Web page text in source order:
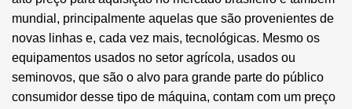
mundial, principalmente aquelas que são provenientes de
novas linhas e, cada vez mais, tecnológicas. Mesmo os
equipamentos usados no setor agrícola, usados ou
seminovos, que são o alvo para grande parte do público
consumidor desse tipo de máquina, contam com um preço